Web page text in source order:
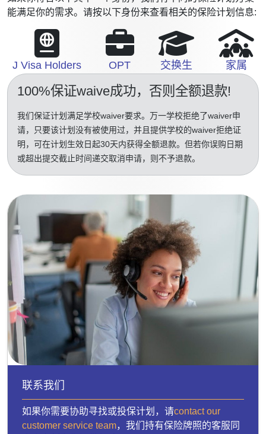
能满足你的需求。请按以下身份来查看相关的保险计划信息:
J Visa Holders OPT 交换生 家属
100%保证waive成功，否则全额退款!
我们保证计划满足学校waiver要求。万一学校拒绝了waiver申
请，只要该计划没有被使用过，并且提供学校的waiver拒绝证
明，可在计划生效日起30天内获得全额退款。但若你误购日期
或超出提交截止时间递交取消申请，则不予退款。
联系我们
如果你需要协助寻找或投保计划，请contact our
customer service team，我们持有保险牌照的客服同